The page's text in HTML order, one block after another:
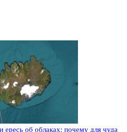
ересь об облаках: почему для чуда